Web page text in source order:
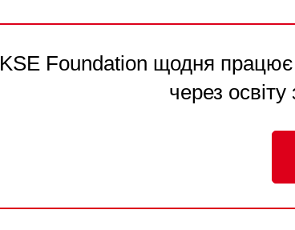
KSE Foundation щодня працює
через